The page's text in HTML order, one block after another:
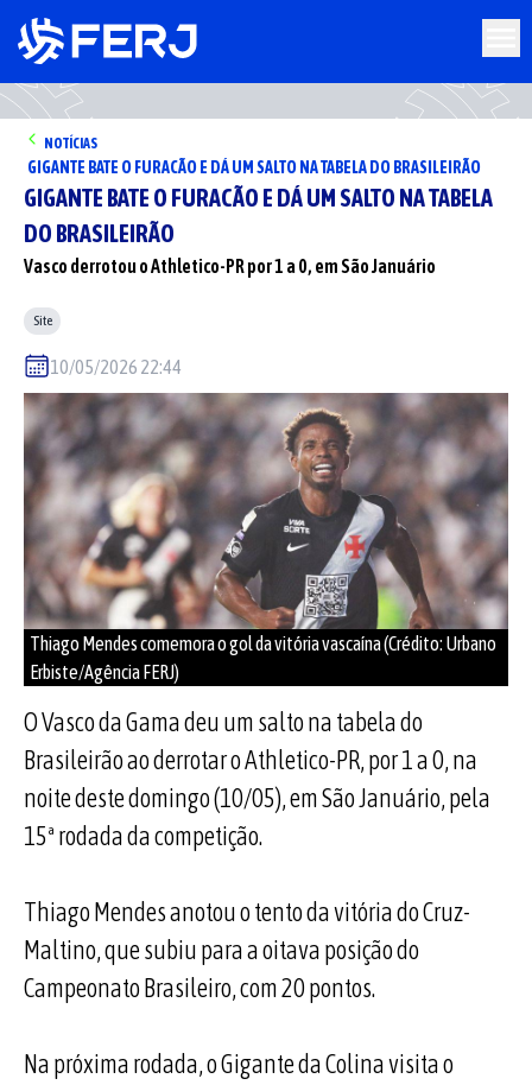
NOTÍCIAS
GIGANTE BATE O FURACÃO E DÁ UM SALTO NA TABELA DO BRASILEIRÃO
GIGANTE BATE O FURACÃO E DÁ UM SALTO NA TABELA
DO BRASILEIRÃO
Vasco derrotou o Athletico-PR por 1 a 0, em São Januário
Site
10/05/2026 22:44
Thiago Mendes comemora o gol da vitória vascaína (Crédito: Urbano
Erbiste/Agência FERJ)
O Vasco da Gama deu um salto na tabela do
Brasileirão ao derrotar o Athletico-PR, por 1 a 0, na
noite deste domingo (10/05), em São Januário, pela
15ª rodada da competição.
Thiago Mendes anotou o tento da vitória do Cruz-
Maltino, que subiu para a oitava posição do
Campeonato Brasileiro, com 20 pontos.
Na próxima rodada, o Gigante da Colina visita o